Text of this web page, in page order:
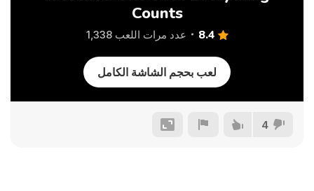
Counts
8.4 عدد مرات اللعب 1,338
لعب بحجم الشاشة الكامل
4